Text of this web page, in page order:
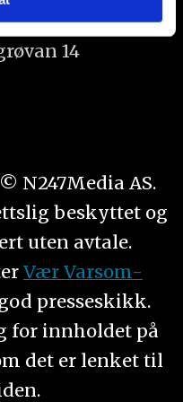
din bruk av
14
N247Media AS.
beskyttet og
uten avtale.
Vær Varsom-
presseskikk.
for innholdet på
det er lenket til